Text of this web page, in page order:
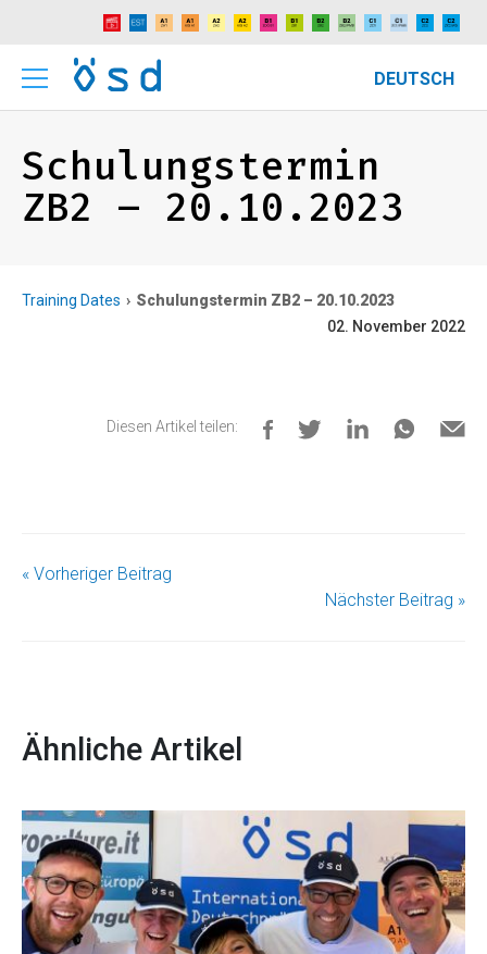
DEUTSCH
Schulungstermin
ZB2 – 20.10.2023
Training Dates
Schulungstermin ZB2 – 20.10.2023
02. November 2022
Diesen Artikel teilen:
« Vorheriger Beitrag
Nächster Beitrag »
Ähnliche Artikel